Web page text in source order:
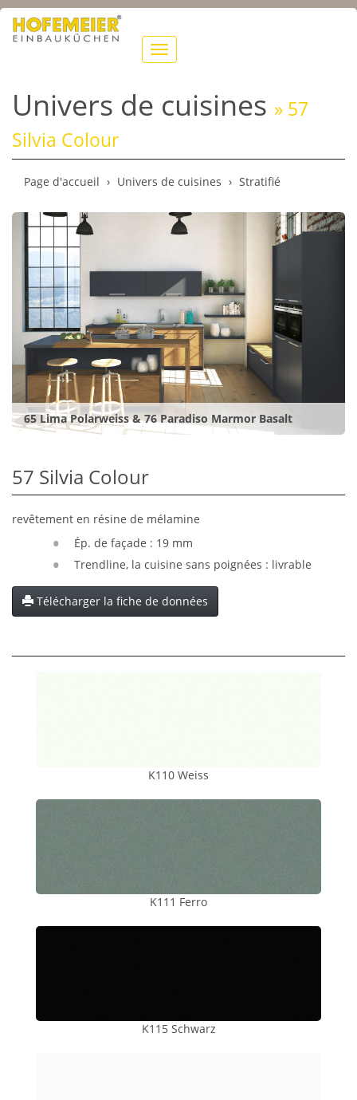
Afficher
la
Univers de cuisines » 57
Silvia Colour
Page d'accueil Univers de cuisines Stratifié
65 Lima Polarweiss & 76 Paradiso Marmor Basalt
57 Silvia Colour
revêtement en résine de mélamine
Ép. de façade : 19 mm
Trendline, la cuisine sans poignées : livrable
Télécharger la fiche de données
K110 Weiss
K111 Ferro
K115 Schwarz